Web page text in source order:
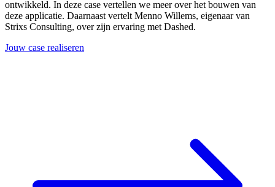
ontwikkeld. In deze case vertellen we meer over het bouwen van
deze applicatie. Daarnaast vertelt Menno Willems, eigenaar van
Strixs Consulting, over zijn ervaring met Dashed.
Jouw case realiseren